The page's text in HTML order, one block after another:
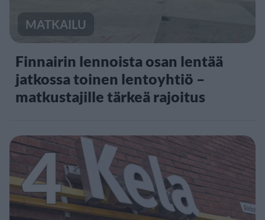
MATKAILU
Finnairin lennoista osan lentää
jatkossa toinen lentoyhtiö –
matkustajille tärkeä rajoitus
4